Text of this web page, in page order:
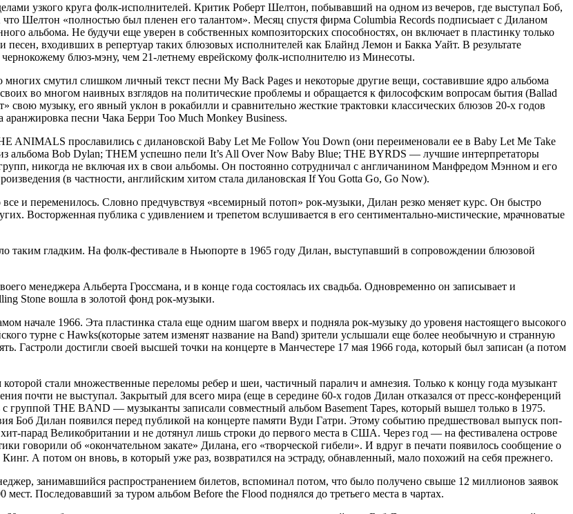
узкого круга фолк-исполнителей. Критик Роберт Шелтон, побывавший на одном из вечеров, где выступал Боб,
Шелтон «полностью был пленен его талантом». Месяц спустя фирма Columbia Records подписыает с Диланом
альбома. Не будучи еще уверен в собственных композиторских способностях, он включает в пластинку только
входивших в репертуар таких блюзовых исполнителей как Блайнд Лемон и Бакка Уайт. В результате
блюз-мэну, чем 21-летнему еврейскому фолк-исполнителю из Минесоты.
смутил слишком личный текст песни My Back Pages и некоторые другие вещи, составившие ядро альбома
во многом наивных взглядов на политические проблемы и обращается к философским вопросам бытия (Ballad
музыку, его явный уклон в рокабилли и сравнительно жесткие трактовки классических блюзов 20-х годов
песни Чака Берри Too Much Monkey Business.
ANIMALS прославились с дилановской Baby Let Me Follow You Down (они переименовали ее в Baby Let Me Take
альбома Bob Dylan; THEM успешно пели It’s All Over Now Baby Blue; THE BYRDS — лучшие интерпретаторы
никогда не включая их в свои альбомы. Он постоянно сотрудничал с англичанином Манфредом Мэнном и его
(в частности, английским хитом стала дилановская If You Gotta Go, Go Now).
все и переменилось. Словно предчувствуя «всемирный потоп» рок-музыки, Дилан резко меняет курс. Он быстро
Восторженная публика с удивлением и трепетом вслушивается в его сентиментально-мистические, мрачноватые
таким гладким. На фолк-фестивале в Ньюпорте в 1965 году Дилан, выступавший в сопровождении блюзовой
менеджера Альберта Гроссмана, и в конце года состоялась их свадьба. Одновременно он записывает и
Stone вошла в золотой фонд рок-музыки.
начале 1966. Эта пластинка стала еще одним шагом вверх и подняла рок-музыку до уровеня настоящего высокого
турне с Hawks(которые затем изменят название на Band) зрители услышали еще более необычную и странную
Гастроли достигли своей высшей точки на концерте в Манчестере 17 мая 1966 года, который был записан (а потом
стали множественные переломы ребер и шеи, частичный паралич и амнезия. Только к концу года музыкант
почти не выступал. Закрытый для всего мира (еще в середине 60-х годов Дилан отказался от пресс-конференций
группой THE BAND — музыканты записали совместный альбом Basement Tapes, который вышел только в 1975.
Боб Дилан появился перед публикой на концерте памяти Вуди Гатри. Этому событию предшествовал выпуск поп-
парад Великобритании и не дотянул лишь строки до первого места в США. Через год — на фестивалена острове
говорили об «окончательном закате» Дилана, его «творческой гибели». И вдруг в печати появилось сообщение о
А потом он вновь, в который уже раз, возвратился на эстраду, обнавленный, мало похожий на себя прежнего.
занимавшийся распространением билетов, вспоминал потом, что было получено свыше 12 миллионов заявок
Последовавший за туром альбом Before the Flood поднялся до третьего места в чартах.